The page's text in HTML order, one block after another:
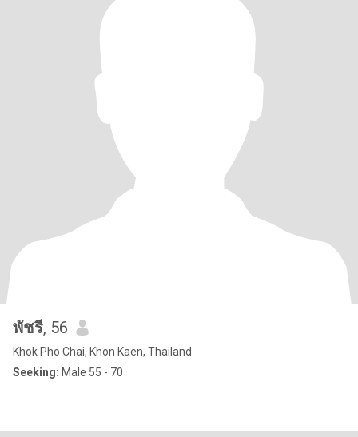
พัชรี, 56
Khok Pho Chai, Khon Kaen, Thailand
Seeking: Male 55 - 70